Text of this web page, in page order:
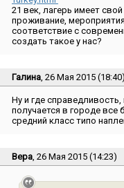
21 век, лагерь имеет
проживание,
соответствие с
создать такое у нас?
Галина, 26 Мая 2015 (18:40)
Ну и где справедливость,
получается в городе
средний класс типо
Вера, 26 Мая 2015 (14:23)